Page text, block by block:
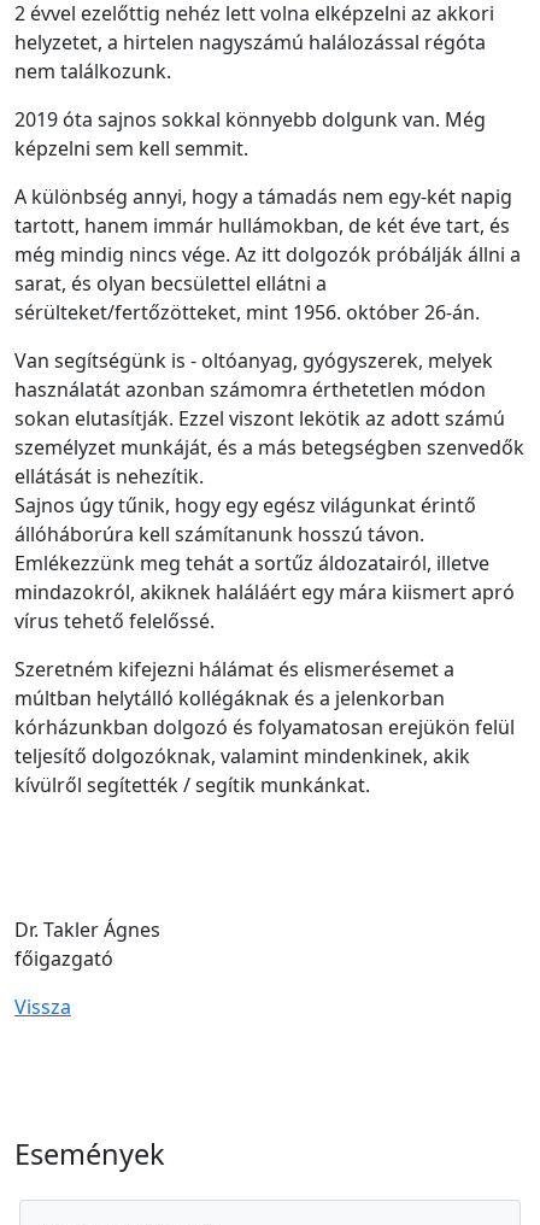
2 évvel ezelőttig nehéz lett volna elképzelni az akkori
helyzetet, a hirtelen nagyszámú halálozással régóta
nem találkozunk.
2019 óta sajnos sokkal könnyebb dolgunk van. Még
képzelni sem kell semmit.
A különbség annyi, hogy a támadás nem egy-két napig
tartott, hanem immár hullámokban, de két éve tart, és
még mindig nincs vége. Az itt dolgozók próbálják állni a
sarat, és olyan becsülettel ellátni a
sérülteket/fertőzötteket, mint 1956. október 26-án.
Van segítségünk is - oltóanyag, gyógyszerek, melyek
használatát azonban számomra érthetetlen módon
sokan elutasítják. Ezzel viszont lekötik az adott számú
személyzet munkáját, és a más betegségben szenvedők
ellátását is nehezítik.
Sajnos úgy tűnik, hogy egy egész világunkat érintő
állóháborúra kell számítanunk hosszú távon.
Emlékezzünk meg tehát a sortűz áldozatairól, illetve
mindazokról, akiknek haláláért egy mára kiismert apró
vírus tehető felelőssé.
Szeretném kifejezni hálámat és elismerésemet a
múltban helytálló kollégáknak és a jelenkorban
kórházunkban dolgozó és folyamatosan erejükön felül
teljesítő dolgozóknak, valamint mindenkinek, akik
kívülről segítették / segítik munkánkat.
Dr. Takler Ágnes
főigazgató
Vissza
Események